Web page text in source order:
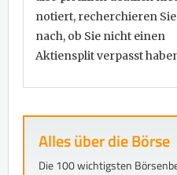
notiert, recherchieren
nach, ob Sie nicht einen
Aktiensplit verpasst
Alles über die Börse
Die 100 wichtigsten